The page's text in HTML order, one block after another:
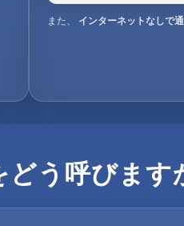
また、 インターネットなしで
う呼びます